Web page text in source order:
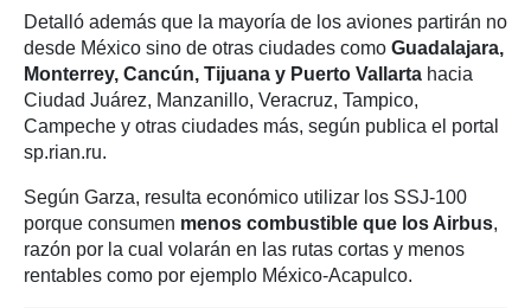
Detalló además que la mayoría de los aviones partirán no
desde México sino de otras ciudades como Guadalajara,
Monterrey, Cancún, Tijuana y Puerto Vallarta hacia
Ciudad Juárez, Manzanillo, Veracruz, Tampico,
Campeche y otras ciudades más, según publica el portal
sp.rian.ru.
Según Garza, resulta económico utilizar los SSJ-100
porque consumen menos combustible que los Airbus,
razón por la cual volarán en las rutas cortas y menos
rentables como por ejemplo México-Acapulco.